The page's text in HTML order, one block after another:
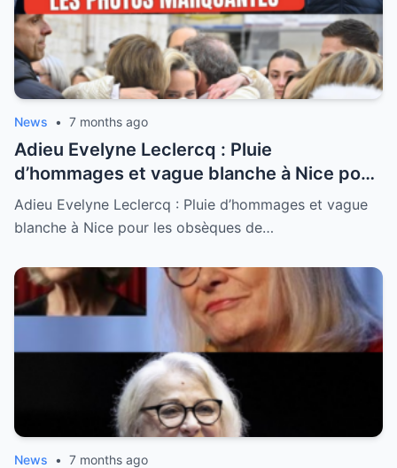
News • 7 months ago
Adieu Evelyne Leclercq : Pluie
d’hommages et vague blanche à Nice pour
les obsèques de l’icône de la télé
Adieu Evelyne Leclercq : Pluie d’hommages et vague
blanche à Nice pour les obsèques de…
News • 7 months ago